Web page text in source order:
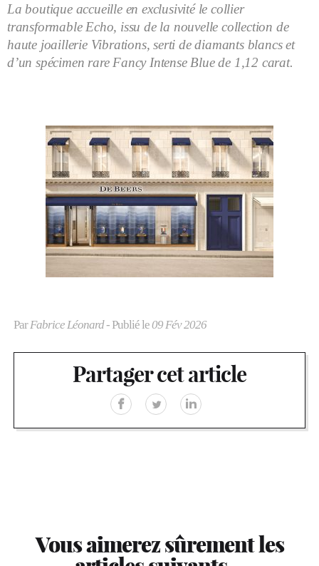
La boutique accueille en exclusivité le collier
transformable Echo, issu de la nouvelle collection de
haute joaillerie Vibrations, serti de diamants blancs et
d’un spécimen rare Fancy Intense Blue de 1,12 carat.
ParFabrice Léonard- Publié le09 Fév 2026
Partager cet article
Vous aimerez sûrement les